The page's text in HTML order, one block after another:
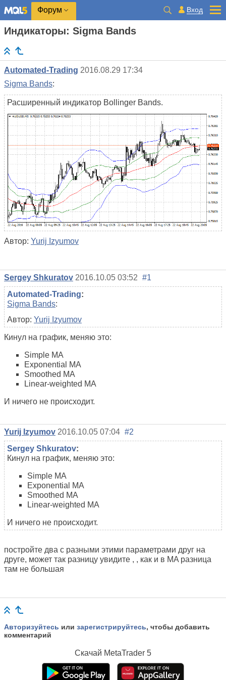
Форум Вход
Индикаторы: Sigma Bands
Automated-Trading 2016.08.29 17:34
Sigma Bands:
Расширенный индикатор Bollinger Bands.
Автор: Yurij Izyumov
Sergey Shkuratov 2016.10.05 03:52 #1
Automated-Trading:
Sigma Bands:
Автор: Yurij Izyumov
Кинул на график, меняю это:
Simple MA
Exponential MA
Smoothed MA
Linear-weighted MA
И ничего не происходит.
Yurij Izyumov 2016.10.05 07:04 #2
Sergey Shkuratov:
Кинул на график, меняю это:
Simple MA
Exponential MA
Smoothed MA
Linear-weighted MA
И ничего не происходит.
постройте два с разными этими параметрами друг на
друге, может так разницу увидите , , как и в MA разница
там не большая
Авторизуйтесь или зарегистрируйтесь, чтобы добавить
комментарий
Скачай MetaTrader 5